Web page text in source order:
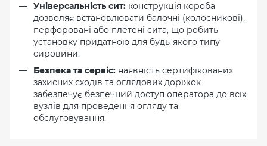
Універсальність сит: конструкція короба
дозволяє встановлювати балочні (колосникові),
перфоровані або плетені сита, що робить
установку придатною для будь-якого типу
сировини.
Безпека та сервіс: наявність сертифікованих
захисних сходів та оглядових доріжок
забезпечує безпечний доступ оператора до всіх
вузлів для проведення огляду та
обслуговування.